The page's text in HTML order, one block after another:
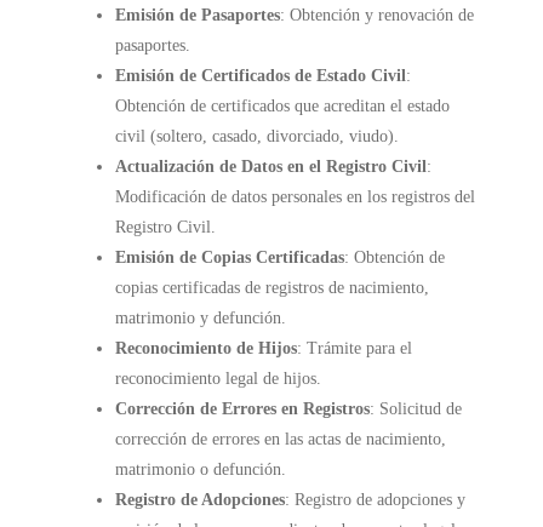
Emisión de Pasaportes: Obtención y renovación de
pasaportes.
Emisión de Certificados de Estado Civil:
Obtención de certificados que acreditan el estado
civil (soltero, casado, divorciado, viudo).
Actualización de Datos en el Registro Civil:
Modificación de datos personales en los registros del
Registro Civil.
Emisión de Copias Certificadas: Obtención de
copias certificadas de registros de nacimiento,
matrimonio y defunción.
Reconocimiento de Hijos: Trámite para el
reconocimiento legal de hijos.
Corrección de Errores en Registros: Solicitud de
corrección de errores en las actas de nacimiento,
matrimonio o defunción.
Registro de Adopciones: Registro de adopciones y